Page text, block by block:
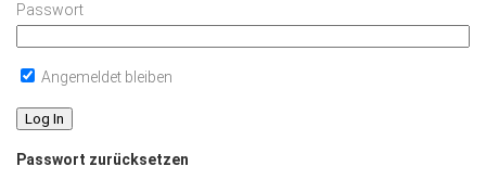
Passwort
Angemeldet bleiben
Passwort zurücksetzen